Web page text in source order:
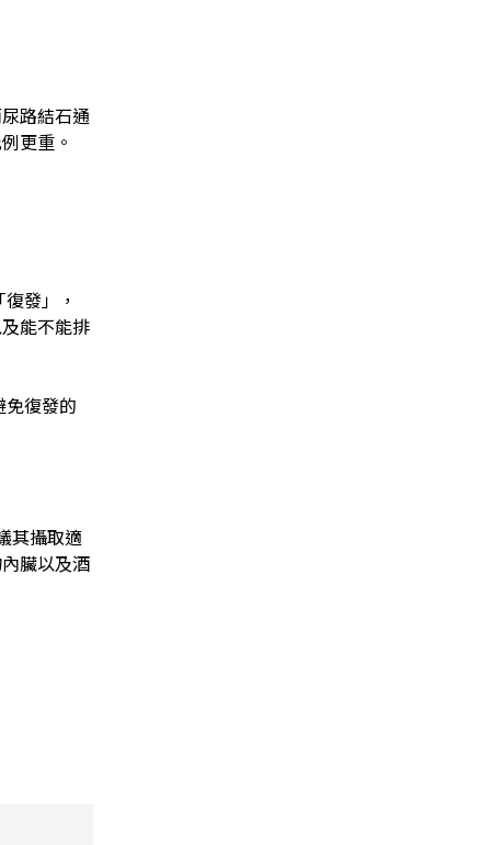
路結石通
更重。
發」，
能不能排
復發的
其攝取適
臟以及酒